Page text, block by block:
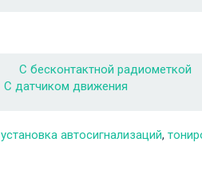
С бесконтактной радиометкой
С датчиком движения
установка автосигнализаций,